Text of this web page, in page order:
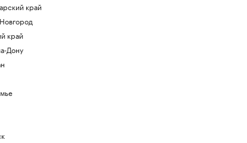
край
край
Дону